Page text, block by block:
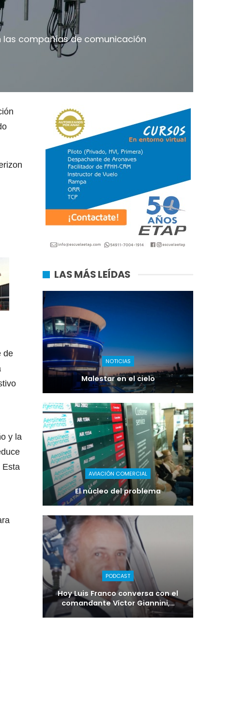
las compañías de comunicación
de
y la
Esta
LAS MÁS LEÍDAS
NOTICIAS
Malestar en el cielo
AVIACIÓN COMERCIAL
El núcleo del problema
PODCAST
Hoy Luis Franco conversa con el
comandante Víctor Giannini,…